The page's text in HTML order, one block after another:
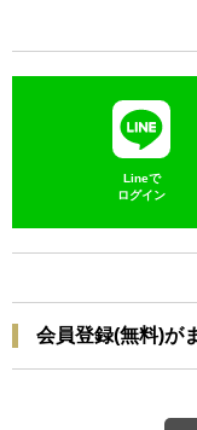
Lineで
ログイン
会員登録(無料)が